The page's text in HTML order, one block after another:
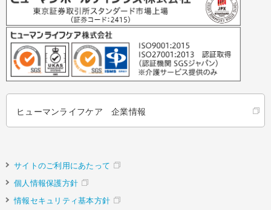
ヒューマンライフケア 企業情報
サイトのご利用にあたって
個人情報保護方針
情報セキュリティ基本方針